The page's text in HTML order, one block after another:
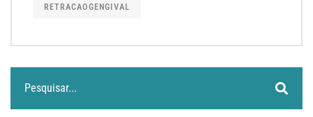
RETRACAOGENGIVAL